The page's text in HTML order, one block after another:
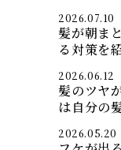
2026.07.10
髪が朝ま
る対策を
2026.06.12
髪のツヤ
は自分の
2026.05.20